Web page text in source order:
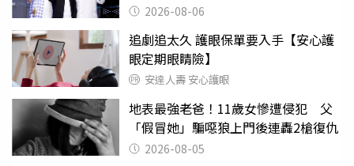
2026-08-06
追劇追太久 護眼保單要入手【安心護
眼定期眼睛險】
安達人壽 安心護眼
地表最強老爸！11歲女慘遭侵犯 父
「假冒她」騙噁狼上門後連轟2槍復仇
2026-08-05